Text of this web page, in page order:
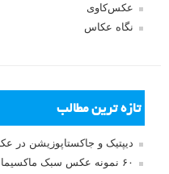
عکس‌کاوی
نگاه عکاس
تازه ترین مطالب
دیپتیک و جاکستا‌پوزیشن در
۶۰ نمونه عکس سبک ماکسیمالیسم